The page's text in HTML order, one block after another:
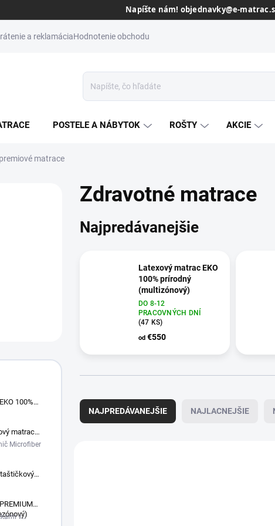
Dôveryhodný slovenský predajca od
a reklamáciaHodnotenie obchodu
POSTELE A NÁBYTOK ROŠTY AKCIE
matrace
100%
matrac
Microfiber
v
Zdravotné matrace
Najpredávanejšie
Latexový matrac EKO
100% prírodný
(multizónový)
DO 8-12
PRACOVNÝCH DNÍ
(47 KS)
od €550
a
d
NAJPREDÁVANEJŠIE NAJLACNEJŠIE